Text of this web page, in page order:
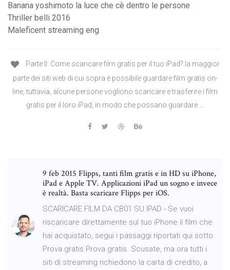
Banana yoshimoto la luce che cè dentro le persone
Thriller belli 2016
Maleficent streaming eng
Parte II: Come scaricare film gratis per il tuo iPad? la maggior
parte dei siti web di cui sopra è possibile guardare film gratis on-
line, tuttavia, alcune persone vogliono scaricare e trasferire i film
gratis per il loro iPad, in modo che possano guardare …
9 feb 2015 Flipps, tanti film gratis e in HD su iPhone,
iPad e Apple TV. Applicazioni iPad un sogno e invece
è realtà. Basta scaricare Flipps per iOS.
SCARICARE FILM DA CB01 SU IPAD - Se vuoi
riscaricare direttamente sul tuo iPhone iI film che
hai acquistato, segui i passaggi riportati qui sotto.
Prova gratis Prova gratis. Scusate, ma ora tutti i
siti di streaming richiedono la carta di credito, a